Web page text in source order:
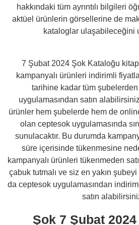
hakkındaki tüm ayrıntılı bilgileri
aktüel ürünlerin görsellerine de
kataloglar ulaşabileceğini
7 Şubat 2024 Şok Kataloğu
kampanyalı ürünleri indirimli
tarihine kadar tüm
uygulamasından satın
ürünler hem şubelerde hem de
olan ceptesok uygulamasında
sunulacaktır. Bu durumda
süre içerisinde tükenmesine
kampanyalı ürünleri tükenmeden
çabuk tutmalı ve siz en yakın
da ceptesok uygulamasından
satın
Şok 7 Şubat